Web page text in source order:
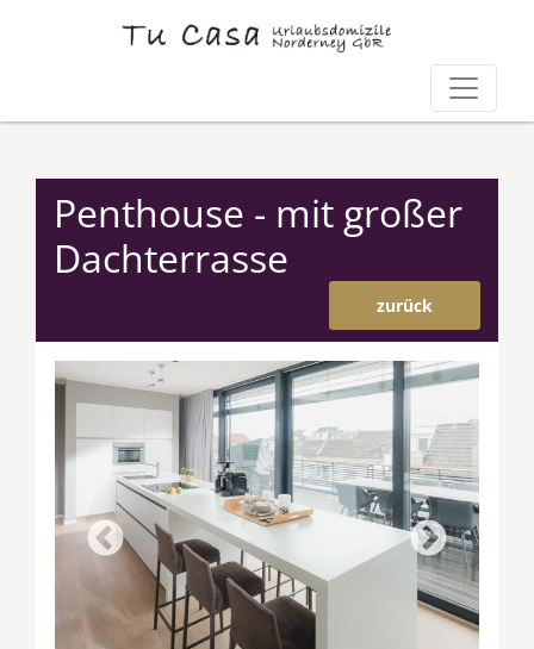
Penthouse - mit großer
Dachterrasse
zurück